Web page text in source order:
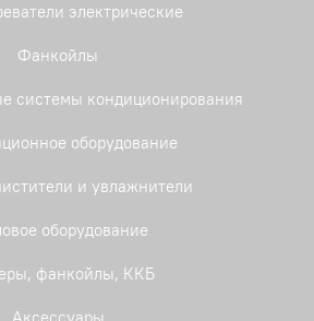
электрические
Фанкойлы
системы кондиционирования
оборудование
и увлажнители
оборудование
фанкойлы, ККБ